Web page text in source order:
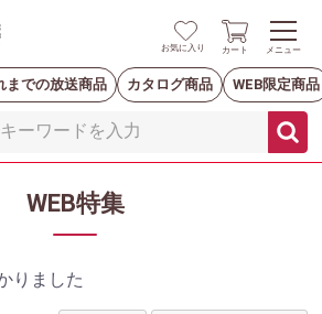
お気に入り カート メニュー
までの放送商品 カタログ商品 WEB限定商品
WEB特集
りました